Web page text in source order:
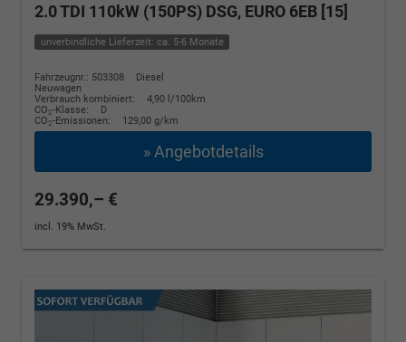
2.0 TDI 110kW (150PS) DSG, EURO 6EB [15]
unverbindliche Lieferzeit: ca. 5-6 Monate
Fahrzeugnr.: 503308
Diesel
Neuwagen
Verbrauch kombiniert:
4,90 l/100km
CO2-Klasse:
D
CO2-Emissionen: 129,00 g/km
» Angebotdetails
29.390,– €
incl. 19% MwSt.